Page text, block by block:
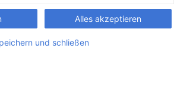
Alles akzeptieren
und schließen